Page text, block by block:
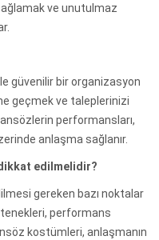
ve unutulmaz
güvenilir bir organizasyon
geçmek ve taleplerinizi
performansları,
anlaşma sağlanır.
edilmelidir?
gereken bazı noktalar
performans
kostümleri, anlaşmanın